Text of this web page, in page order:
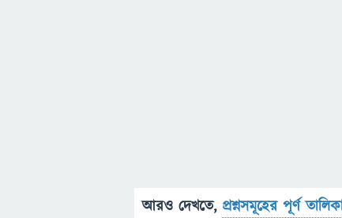
আরও দেখতে, প্রশ্নসমূহের পূর্ণ